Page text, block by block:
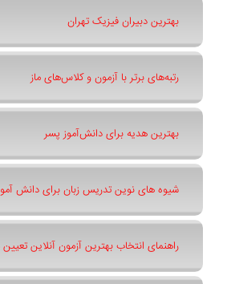
بهترین دبیران فیزیک تهران
رتبه‌های برتر با آزمون و کلاس‌های ماز
بهترین هدیه برای دانش‌آموز پسر
شیوه های نوین تدریس زبان برای دانش
راهنمای انتخاب بهترین آزمون آنلاین